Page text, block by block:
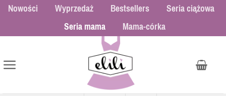
Przewiń
Nowości Wyprzedaż Bestsellers
Seria ciążowa
Seria mama
Mama-córka